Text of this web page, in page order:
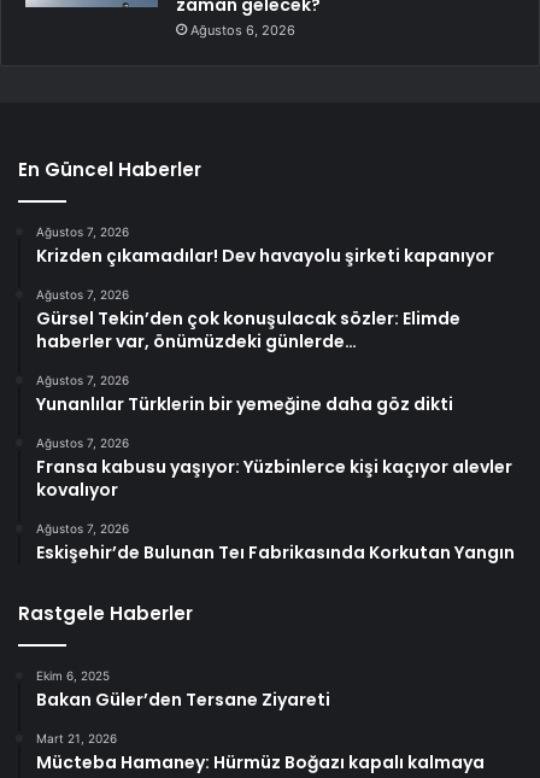
zaman gelecek?
Ağustos 6, 2026
En Güncel Haberler
Ağustos 7, 2026
Krizden çıkamadılar! Dev havayolu şirketi kapanıyor
Ağustos 7, 2026
Gürsel Tekin’den çok konuşulacak sözler: Elimde
haberler var, önümüzdeki günlerde…
Ağustos 7, 2026
Yunanlılar Türklerin bir yemeğine daha göz dikti
Ağustos 7, 2026
Fransa kabusu yaşıyor: Yüzbinlerce kişi kaçıyor alevler
kovalıyor
Ağustos 7, 2026
Eskişehir’de Bulunan Teı Fabrikasında Korkutan Yangın
Rastgele Haberler
Ekim 6, 2025
Bakan Güler’den Tersane Ziyareti
Mart 21, 2026
Mücteba Hamaney: Hürmüz Boğazı kapalı kalmaya